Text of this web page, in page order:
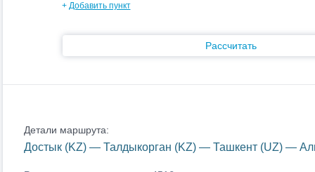
+ Добавить пункт
Рассчитать
Детали маршрута:
Достык (KZ) — Талдыкорган (KZ) — Ташкент (UZ) —